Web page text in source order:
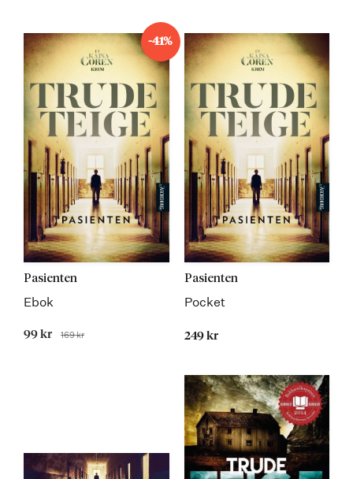
-41%
Pasienten
Ebok
Tilbudspris
99 kr Før
169 kr
Pasienten
Pocket
249 kr